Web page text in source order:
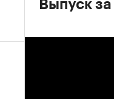
Выпуск